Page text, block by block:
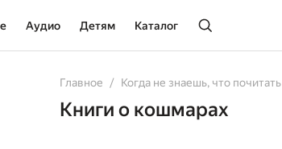
Аудио Детям Каталог
Главное Когда не знаешь, что почитать
AllBooks
Книги о кошмарах